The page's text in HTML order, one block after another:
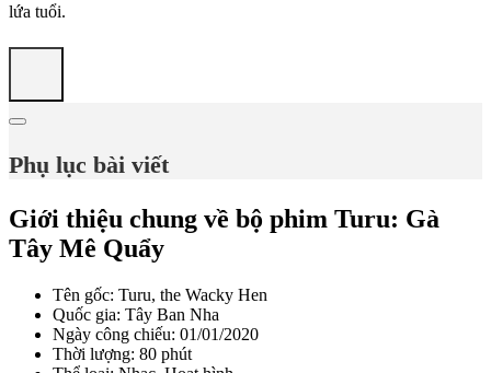
lứa tuổi.
Phụ lục bài viết
Giới thiệu chung về bộ phim Turu: Gà
Tây Mê Quẩy
Tên gốc: Turu, the Wacky Hen
Quốc gia: Tây Ban Nha
Ngày công chiếu: 01/01/2020
Thời lượng: 80 phút